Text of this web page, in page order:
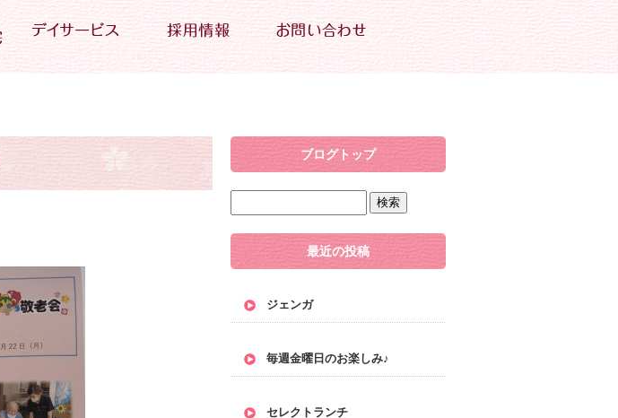
ブログトップ
最近の投稿
ジェンガ
毎週金曜日のお楽しみ♪
セレクトランチ